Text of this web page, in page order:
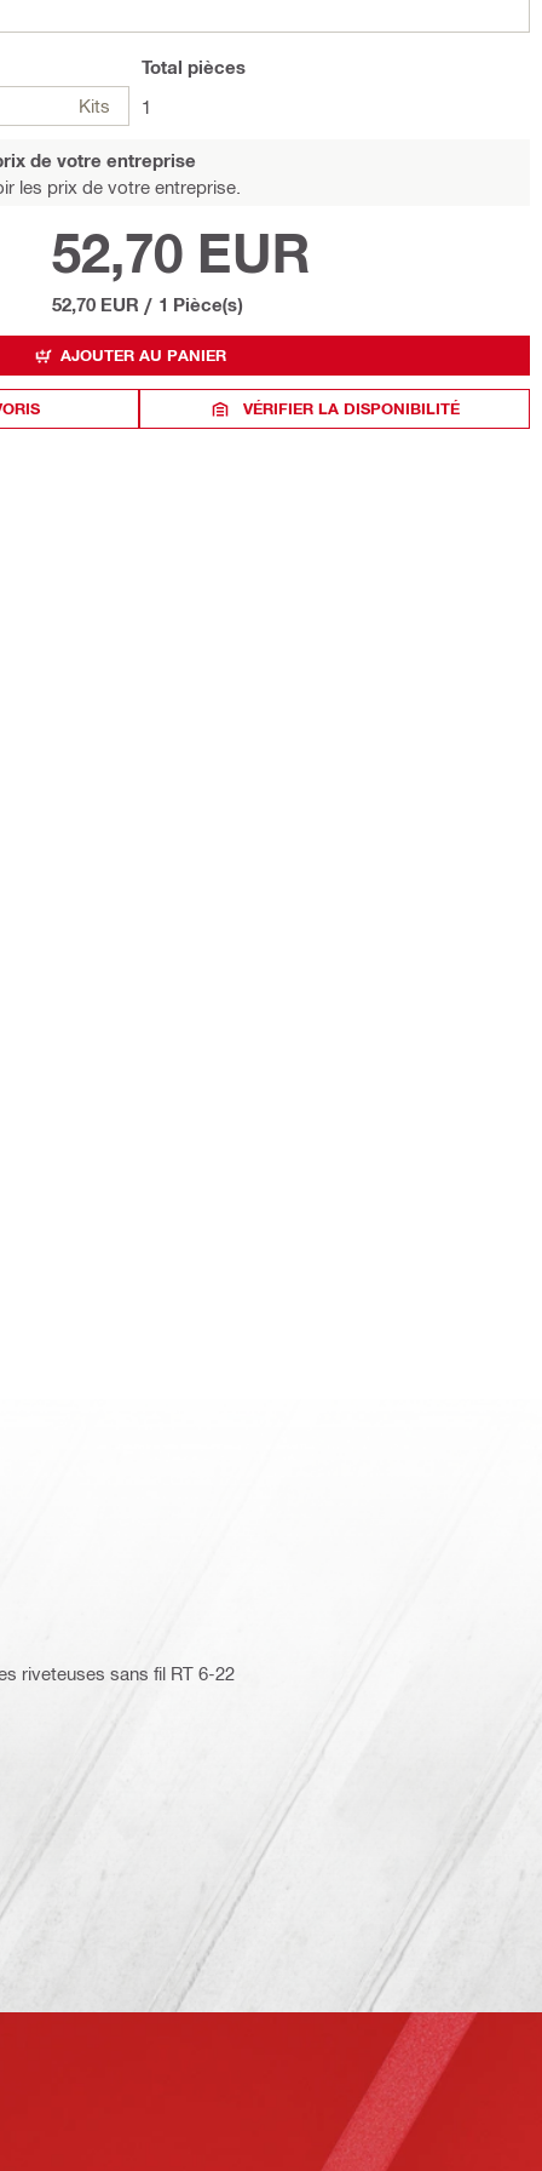
Kits
Total pièces
1
de votre entreprise
les prix de votre entreprise.
52,70 EUR
52,70 EUR / 1 Pièce(s)
AJOUTER AU PANIER
VÉRIFIER LA DISPONIBILITÉ
riveteuses sans fil RT 6-22